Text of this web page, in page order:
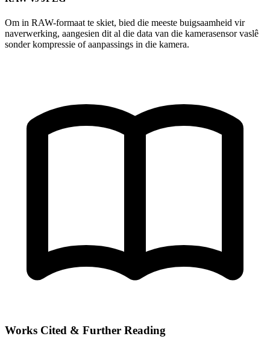
Om in RAW-formaat te skiet, bied die meeste buigsaamheid vir
naverwerking, aangesien dit al die data van die kamerasensor vaslê
sonder kompressie of aanpassings in die kamera.
Works Cited & Further Reading